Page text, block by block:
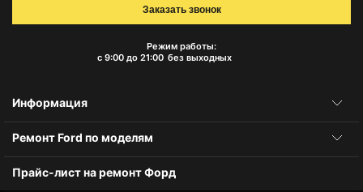
Режим работы:
с 9:00 до 21:00 без выходных
Заказать звонок
Информация
Ремонт Ford по моделям
Прайс-лист на ремонт Форд